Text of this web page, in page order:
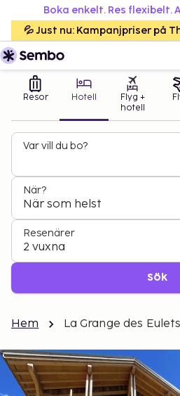
Boka enkelt. Res flexibelt.
💦 Just nu: Kampanjpriser på
Resor Hotell
Flyg +
hotell
Var vill du bo?
När?
När som helst
Resenärer
2 vuxna
Sök
Hem La Grange des Eulets